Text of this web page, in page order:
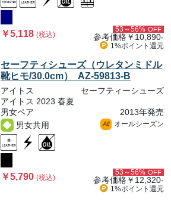
￥5,118(税込)
53～56% OFF
参考価格￥10,890-
1%ポイント 還元
セーフティシューズ（ウレタンミドル
靴ヒモ/30.0cm） AZ-59813-B
アイトス
セーフティーシューズ
アイトス 2023 春夏
男女ペア
2013年発売
男女共用
All オールシーズン
￥5,790(税込)
53～56% OFF
参考価格￥12,320-
1%ポイント 還元